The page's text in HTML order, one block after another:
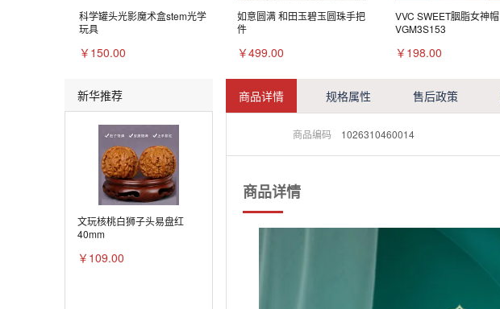
科学罐头光影魔术盒stem光学
玩具
￥150.00
如意圆满 和田玉碧玉圆珠手把
件
￥499.00
VVC SWEET胭脂女神帽
VGM3S153
￥198.00
新华推荐
文玩核桃白狮子头易盘红
40mm
￥109.00
商品详情 规格属性 售后政策
商品编码 1026310460014
商品详情